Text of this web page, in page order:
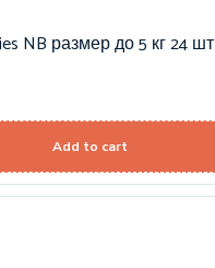
NB размер до 5 кг 24 шт
Add to cart